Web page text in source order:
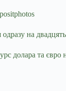
на
долара та євро